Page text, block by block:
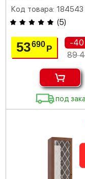
Код товара: 184543
(5)
53690Р
-40
89
под